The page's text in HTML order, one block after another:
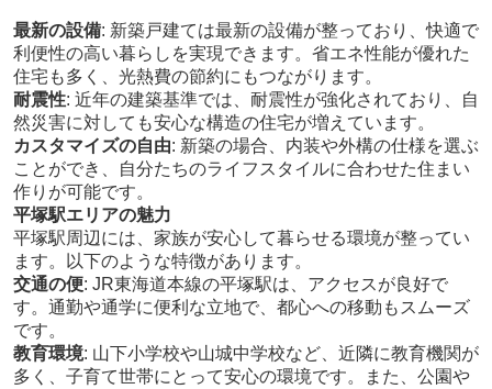
最新の設備: 新築戸建ては最新の設備が整っており、快適で
利便性の高い暮らしを実現できます。省エネ性能が優れた
住宅も多く、光熱費の節約にもつながります。
耐震性: 近年の建築基準では、耐震性が強化されており、自
然災害に対しても安心な構造の住宅が増えています。
カスタマイズの自由: 新築の場合、内装や外構の仕様を選ぶ
ことができ、自分たちのライフスタイルに合わせた住まい
作りが可能です。
平塚駅エリアの魅力
平塚駅周辺には、家族が安心して暮らせる環境が整ってい
ます。以下のような特徴があります。
交通の便: JR東海道本線の平塚駅は、アクセスが良好で
す。通勤や通学に便利な立地で、都心への移動もスムーズ
です。
教育環境: 山下小学校や山城中学校など、近隣に教育機関が
多く、子育て世帯にとって安心の環境です。また、公園や